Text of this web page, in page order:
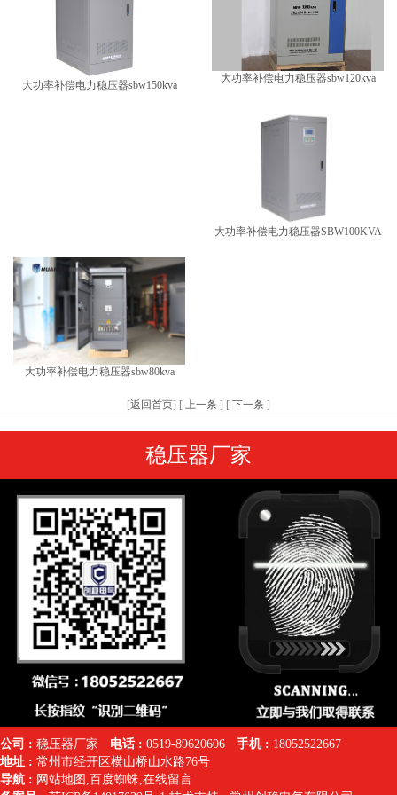
​大功率补偿电力稳压器sbw150kva
​大功率补偿电力稳压器sbw120kva
​大功率补偿电力稳压器SBW100KVA
​大功率补偿电力稳压器sbw80kva
[返回首页] [ 上一条 ] [ 下一条 ]
稳压器厂家
公司 : 稳压器厂家 电话 : 0519-89620606 手机 : 18052522667
地址 : 常州市经开区横山桥山水路76号
导航 : 网站地图 ,百度蜘蛛,在线留言